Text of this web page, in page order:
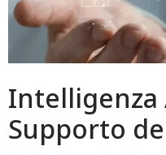
Intelligenza
Supporto